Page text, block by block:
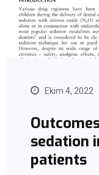
Ekim 4, 2022
sedation
patients